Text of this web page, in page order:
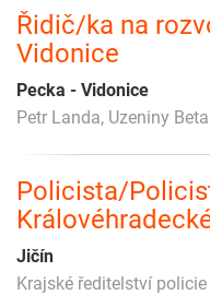
Řidič/ka na
Vidonice
Pecka - Vidonice
Petr Landa, Uzeniny Beta
Policista/
Jičín
Krajské ředitelství